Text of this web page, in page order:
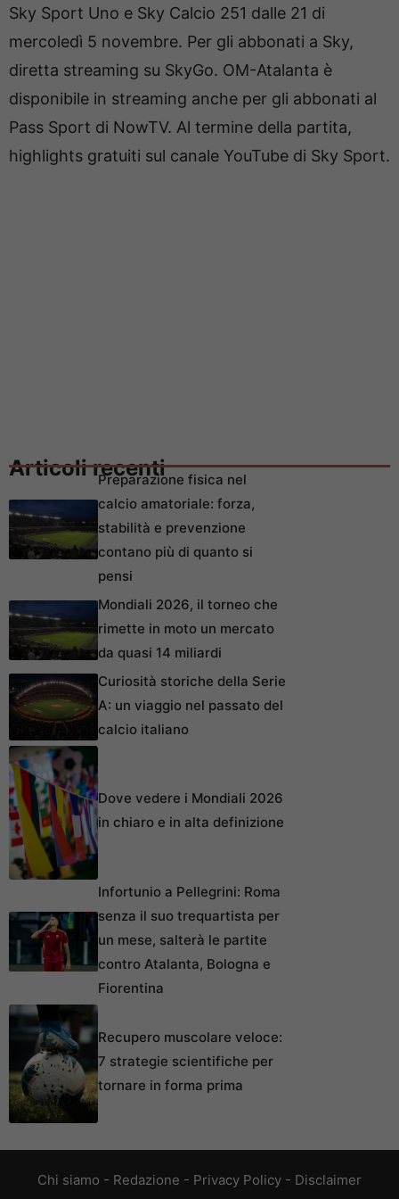
Sky Sport Uno e Sky Calcio 251 dalle 21 di
mercoledì 5 novembre. Per gli abbonati a Sky,
diretta streaming su SkyGo. OM-Atalanta è
disponibile in streaming anche per gli abbonati al
Pass Sport di NowTV. Al termine della partita,
highlights gratuiti sul canale YouTube di Sky Sport.
Articoli recentiPreparazione fisica nel
calcio amatoriale: forza,
stabilità e prevenzione
contano più di quanto si
pensi
Mondiali 2026, il torneo che
rimette in moto un mercato
da quasi 14 miliardi
Curiosità storiche della Serie
A: un viaggio nel passato del
calcio italiano
Dove vedere i Mondiali 2026
in chiaro e in alta definizione
Infortunio a Pellegrini: Roma
senza il suo trequartista per
un mese, salterà le partite
contro Atalanta, Bologna e
Fiorentina
Recupero muscolare veloce:
7 strategie scientifiche per
tornare in forma prima
Chi siamo - Redazione - Privacy Policy - Disclaimer